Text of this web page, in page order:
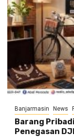
Banjarmasin News
Barang
Penegasan